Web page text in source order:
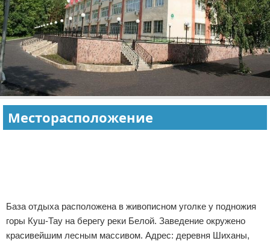
Месторасположение
База отдыха расположена в живописном уголке у подножия
горы Куш-Тау на берегу реки Белой. Заведение окружено
красивейшим лесным массивом. Адрес: деревня Шиханы,